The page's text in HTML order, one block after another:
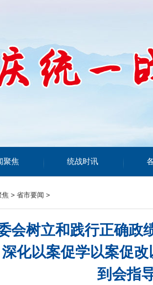
聚焦 统战时讯
焦 > 省市要闻 >
会树立和践行正确政
化以案促学以案促
到会指